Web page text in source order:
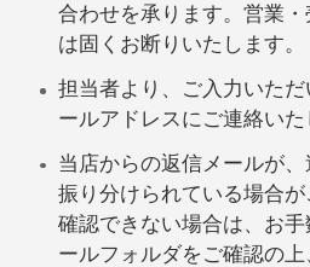
合わせを承ります。営業
は固くお断りいたします。
担当者より、ご入力いた
ールアドレスにご連絡いた
当店からの返信メールが
振り分けられている場合
確認できない場合は、お
ールフォルダをご確認の